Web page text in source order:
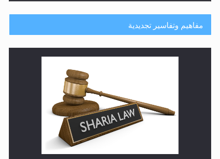
هل تعتبر الأشفار الاصطناعية (الرموش الاصطناعية) والأظافر
البلاستيكية وطلاء الأظافر حاجبا للوضوء وهل يُسمح الصلاة
مفاهيم وتفاسير تجديدية